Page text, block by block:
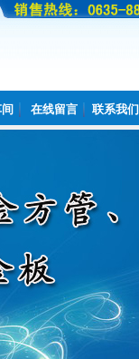
在线留言 联系我们